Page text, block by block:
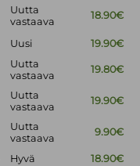
Uutta
vastaava
18.90€
Uusi 19.90€
Uutta
vastaava
19.80€
Uutta
vastaava
19.90€
Uutta
vastaava
9.90€
Hyvä 18.90€